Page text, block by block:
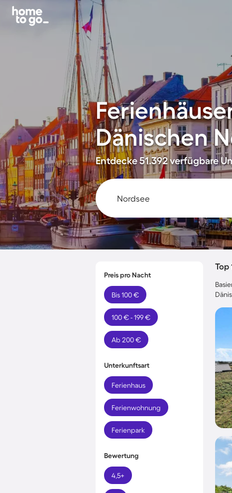
Dänischen
Entdecke 51.392 verfügbare
Preis pro Nacht
Bis 100 €
100 € - 199 €
Ab 200 €
Unterkunftsart
Ferienhaus
Ferienwohnung
Ferienpark
Bewertung
4,5+
Top